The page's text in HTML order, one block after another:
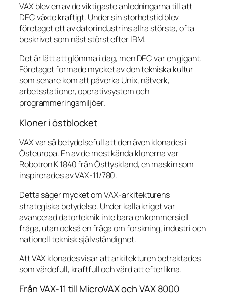
VAX blev en av de viktigaste anledningarna till att
DEC växte kraftigt. Under sin storhetstid blev
företaget ett av datorindustrins allra största, ofta
beskrivet som näst störst efter IBM.
Det är lätt att glömma i dag, men DEC var en gigant.
Företaget formade mycket av den tekniska kultur
som senare kom att påverka Unix, nätverk,
arbetsstationer, operativsystem och
programmeringsmiljöer.
Kloner i östblocket
VAX var så betydelsefull att den även klonades i
Östeuropa. En av de mest kända klonerna var
Robotron K 1840 från Östtyskland, en maskin som
inspirerades av VAX-11/780.
Detta säger mycket om VAX-arkitekturens
strategiska betydelse. Under kalla kriget var
avancerad datorteknik inte bara en kommersiell
fråga, utan också en fråga om forskning, industri och
nationell teknisk självständighet.
Att VAX klonades visar att arkitekturen betraktades
som värdefull, kraftfull och värd att efterlikna.
Från VAX-11 till MicroVAX och VAX 8000